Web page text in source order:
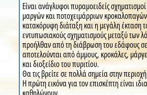
Είναι ανάγλυφοι πυραμοειδείς
μαργών και ποτοχειμάρριων
κατακόρυφη διάταξη και η μεγάλη έκταση
εντυπωσιακούς σχηματισμούς μεταξύ των
προήλθαν από τη διάβρωση του εδάφους
αποτελούνται από άμμους, κροκάλες,
και διοξείδιο του πυριτίου.
Θα τις βρείτε σε πολλά σημεία στην
Η πρώτη εικόνα για τον επισκέπτη είναι